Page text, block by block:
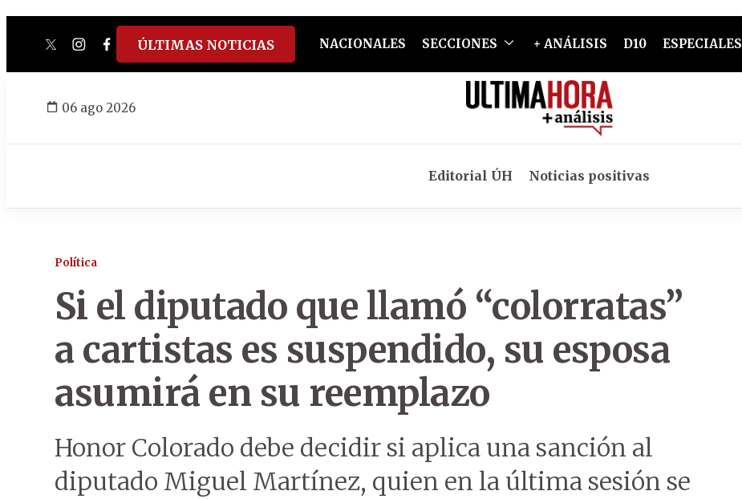
twitterinstagram
facebook
tiktokyoutube
spotify
ÚLTIMAS NOTICIAS NACIONALES SECCIONES + ANÁLISIS D10 ESPECIALES
06 ago 2026
Editorial ÚH Noticias positivas
Política
Si el diputado que llamó “colorratas”
a cartistas es suspendido, su esposa
asumirá en su reemplazo
Honor Colorado debe decidir si aplica una sanción al
diputado Miguel Martínez, quien en la última sesión se